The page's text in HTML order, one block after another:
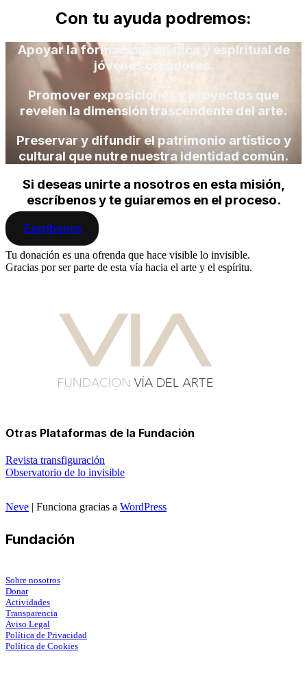
Con tu ayuda podremos:
Apoyar la formación artística y espiritual de
jóvenes creadores.
Promover exposiciones y proyectos que
revelen la dimensión trascendente del arte.
Preservar y difundir el patrimonio artístico y
cultural que nutre nuestra identidad común.
Si deseas unirte a nosotros en esta misión,
escríbenosy te guiaremos en el proceso.
Escríbenos
Tu donación es una ofrenda que hace visible lo invisible.
Gracias por ser parte de esta vía hacia el arte y el espíritu.
Otras Plataformas de la Fundación
Revista transfiguración
Observatorio de lo invisible
Neve | Funciona gracias a WordPress
Fundación
Sobre nosotros
Donar
Actividades
Transparencia
Aviso Legal
Política de Privacidad
Política de Cookies